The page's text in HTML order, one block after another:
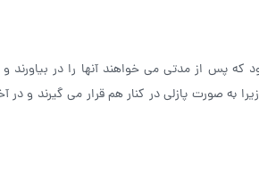
پس از مدتی می خواهند آنها را در
به صورت پازلی در کنار هم قرار می ‌گیرند و در